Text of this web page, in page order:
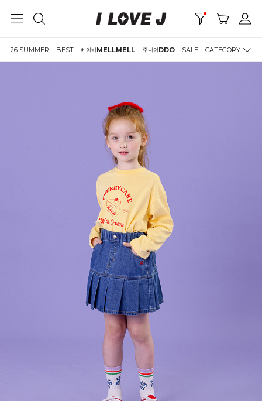
26 SUMMER BEST 베이비MELLMELL 주니어DDO SALE CATEGORY